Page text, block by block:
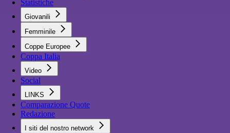
Statistiche
Giovanili
Femminile
Coppe Europee
Coppa Italia
Video
Social
LINKS
Comparazione Quote
Redazione
I siti del nostro network